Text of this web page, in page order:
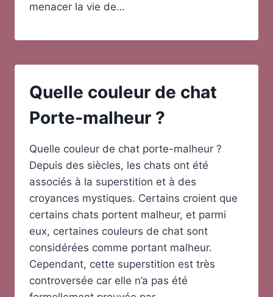
menacer la vie de…
Quelle couleur de chat
Porte-malheur ?
Quelle couleur de chat porte-malheur ?
Depuis des siècles, les chats ont été
associés à la superstition et à des
croyances mystiques. Certains croient que
certains chats portent malheur, et parmi
eux, certaines couleurs de chat sont
considérées comme portant malheur.
Cependant, cette superstition est très
controversée car elle n’a pas été